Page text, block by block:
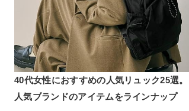
40代女性におすすめの人気リュック25選。
人気ブランドのアイテムをラインナップ